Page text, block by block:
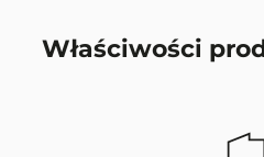
Właściwości